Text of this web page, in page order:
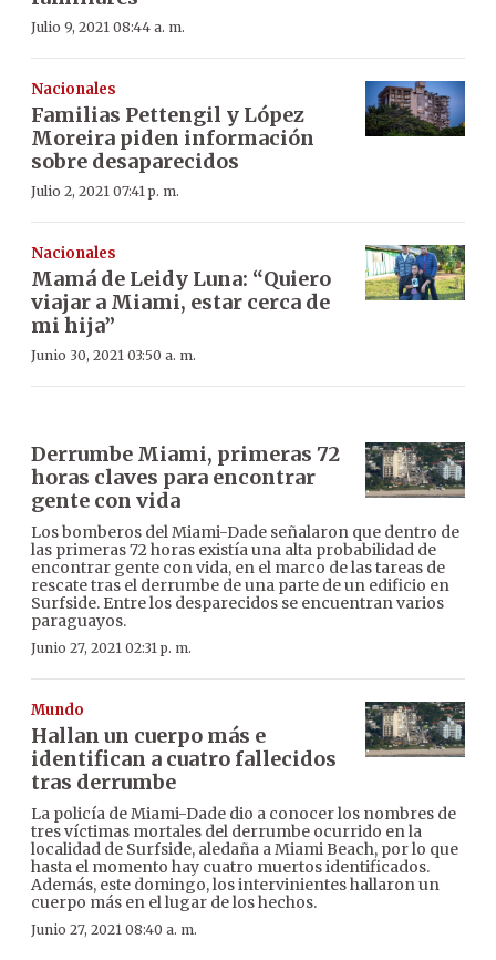
Julio 9, 2021 08:44 a. m.
Nacionales
Familias Pettengil y López
Moreira piden información
sobre desaparecidos
Julio 2, 2021 07:41 p. m.
Nacionales
Mamá de Leidy Luna: “Quiero
viajar a Miami, estar cerca de
mi hija”
Junio 30, 2021 03:50 a. m.
Derrumbe Miami, primeras 72
horas claves para encontrar
gente con vida
Los bomberos del Miami-Dade señalaron que dentro de
las primeras 72 horas existía una alta probabilidad de
encontrar gente con vida, en el marco de las tareas de
rescate tras el derrumbe de una parte de un edificio en
Surfside. Entre los desparecidos se encuentran varios
paraguayos.
Junio 27, 2021 02:31 p. m.
Mundo
Hallan un cuerpo más e
identifican a cuatro fallecidos
tras derrumbe
La policía de Miami-Dade dio a conocer los nombres de
tres víctimas mortales del derrumbe ocurrido en la
localidad de Surfside, aledaña a Miami Beach, por lo que
hasta el momento hay cuatro muertos identificados.
Además, este domingo, los intervinientes hallaron un
cuerpo más en el lugar de los hechos.
Junio 27, 2021 08:40 a. m.